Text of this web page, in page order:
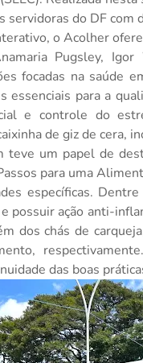
servidoras do DF
o Acolher
Pugsley,
focadas na saúde
essenciais para a
e controle do
de giz de cera,
teve um papel de
para uma
específicas.
possuir ação anti-
dos chás de
das boas